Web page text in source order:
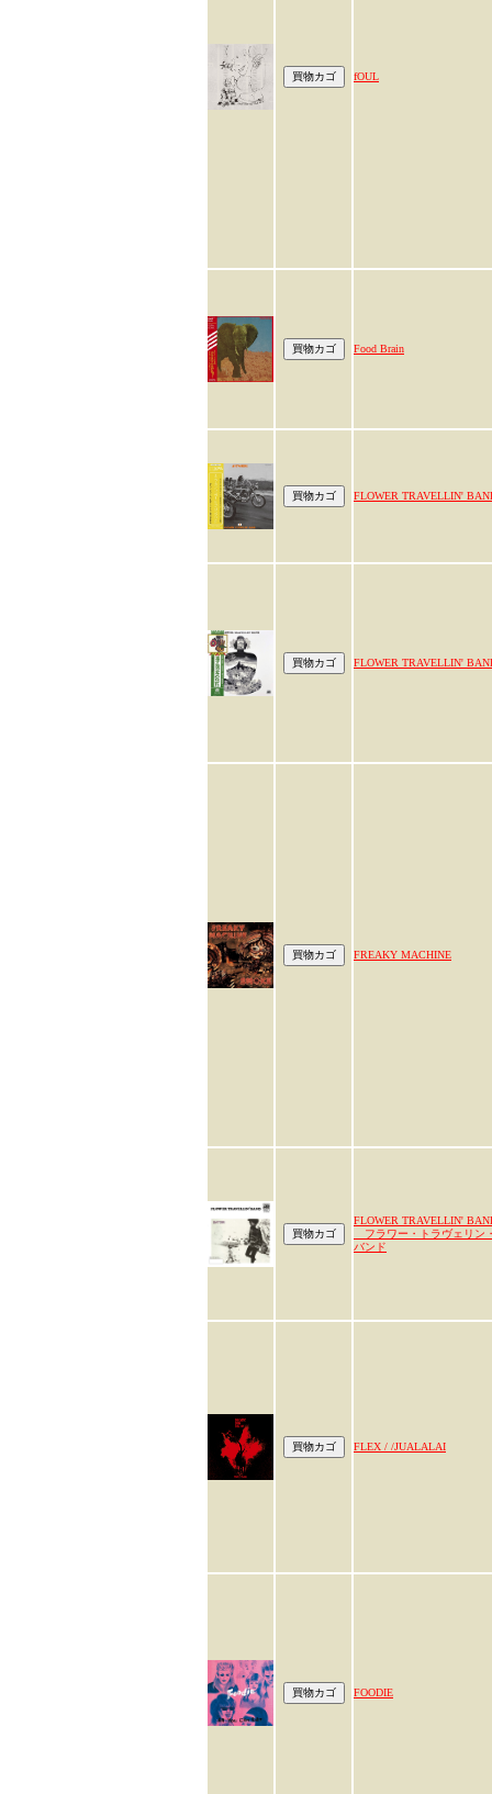
fOUL
Food Brain
FLOWER TRAVELLIN'
FLOWER TRAVELLIN'
FREAKY MACHINE
FLOWER TRAVELLIN'
フラワー・トラヴェリン
バンド
FLEX / /JUALALAI
FOODIE